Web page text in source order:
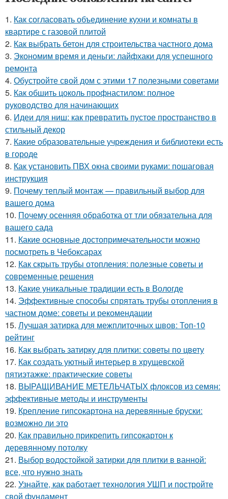
1. Как согласовать объединение кухни и комнаты в
квартире с газовой плитой
2. Как выбрать бетон для строительства частного дома
3. Экономим время и деньги: лайфхаки для успешного
ремонта
4. Обустройте свой дом с этими 17 полезными советами
5. Как обшить цоколь профнастилом: полное
руководство для начинающих
6. Идеи для ниш: как превратить пустое пространство в
стильный декор
7. Какие образовательные учреждения и библиотеки есть
в городе
8. Как установить ПВХ окна своими руками: пошаговая
инструкция
9. Почему теплый монтаж — правильный выбор для
вашего дома
10. Почему осенняя обработка от тли обязательна для
вашего сада
11. Какие основные достопримечательности можно
посмотреть в Чебоксарах
12. Как скрыть трубы отопления: полезные советы и
современные решения
13. Какие уникальные традиции есть в Вологде
14. Эффективные способы спрятать трубы отопления в
частном доме: советы и рекомендации
15. Лучшая затирка для межплиточных швов: Топ-10
рейтинг
16. Как выбрать затирку для плитки: советы по цвету
17. Как создать уютный интерьер в хрущевской
пятиэтажке: практические советы
18. ВЫРАЩИВАНИЕ МЕТЕЛЬЧАТЫХ флоксов из семян:
эффективные методы и инструменты
19. Крепление гипсокартона на деревянные бруски:
возможно ли это
20. Как правильно прикрепить гипсокартон к
деревянному потолку
21. Выбор водостойкой затирки для плитки в ванной:
все, что нужно знать
22. Узнайте, как работает технология УШП и постройте
свой фундамент